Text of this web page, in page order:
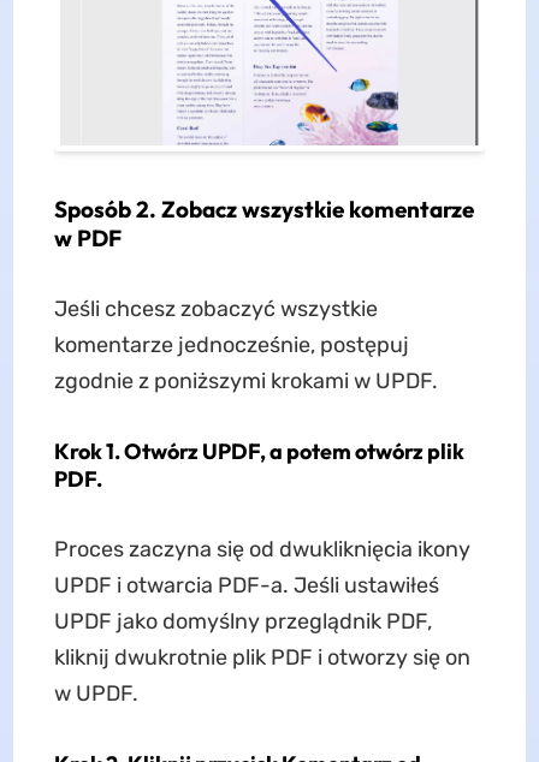
Sposób 2. Zobacz wszystkie komentarze
w PDF
Jeśli chcesz zobaczyć wszystkie
komentarze jednocześnie, postępuj
zgodnie z poniższymi krokami w UPDF.
Krok 1. Otwórz UPDF, a potem otwórz plik
PDF.
Proces zaczyna się od dwukliknięcia ikony
UPDF i otwarcia PDF-a. Jeśli ustawiłeś
UPDF jako domyślny przeglądnik PDF,
kliknij dwukrotnie plik PDF i otworzy się on
w UPDF.